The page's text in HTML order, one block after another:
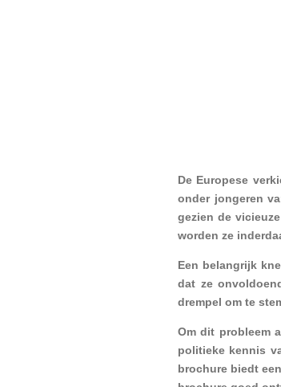
De Europese
onder jongeren
gezien de
worden ze
Een belangrijk
dat ze
drempel om te
Om dit probleem
politieke kennis
brochure biedt